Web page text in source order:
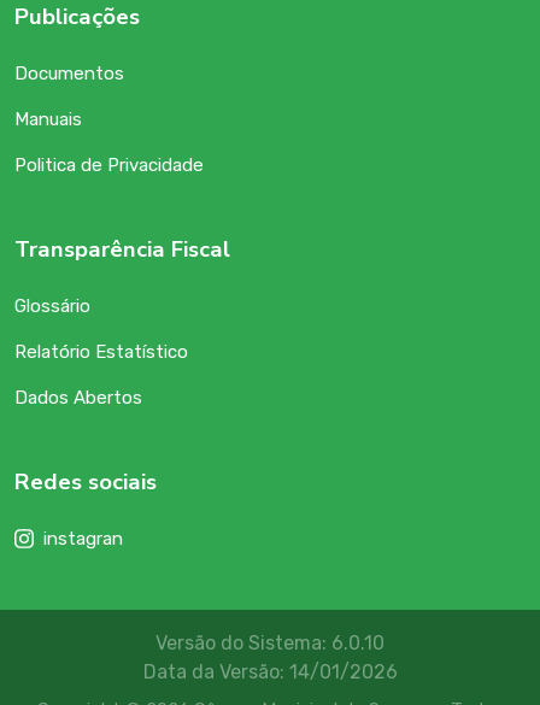
Publicações
Documentos
Manuais
Politica de Privacidade
Transparência Fiscal
Glossário
Relatório Estatístico
Dados Abertos
Redes sociais
instagran
Versão do Sistema: 6.0.10
Data da Versão: 14/01/2026